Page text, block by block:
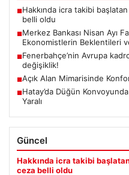
■Hakkında icra takibi
belli oldu
■Merkez Bankası Nisan Ayı
Ekonomistlerin Beklentileri
■Fenerbahçe’nin Avrupa
değişiklik!
■Açık Alan Mimarisinde
■Hatay’da Düğün
Yaralı
Güncel
Hakkında icra takibi
ceza belli oldu